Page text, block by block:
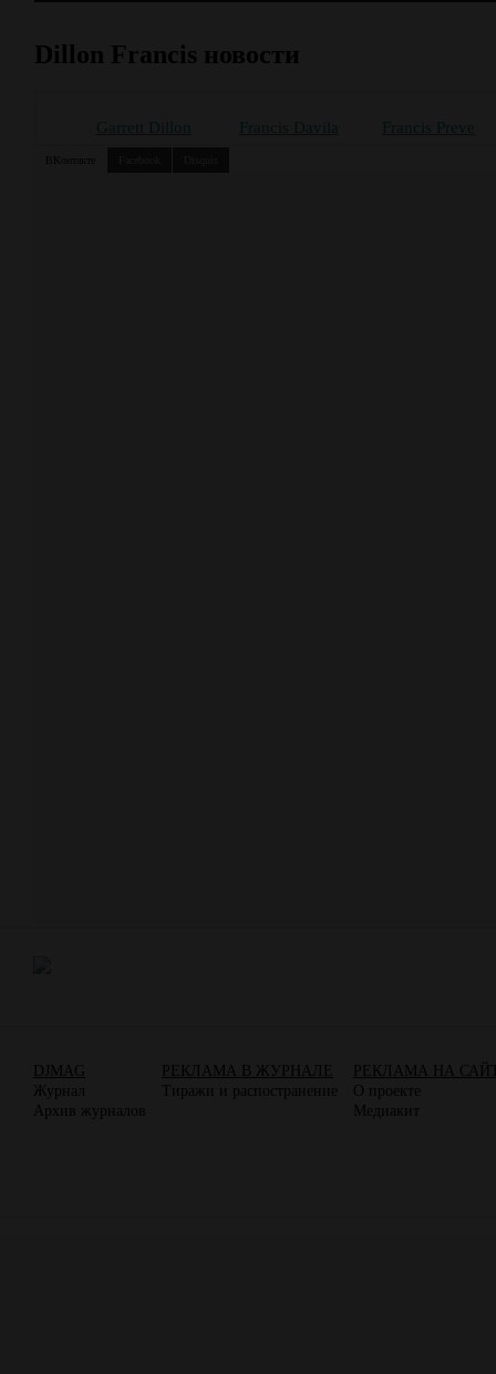
Dillon Francis новости
Garrett Dillon Francis Davila Francis Preve
ВКонтакте
DJMAG
Журнал
Архив журналов
РЕКЛАМА В ЖУРНАЛЕ
Тиражи и распостранение
РЕКЛАМА НА
О проекте
Медиакит